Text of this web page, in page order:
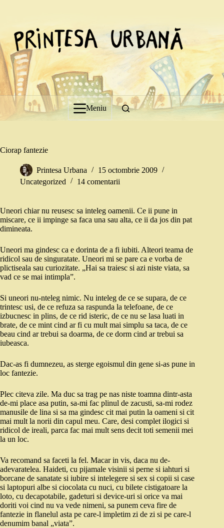
Meniu
Ciorap fantezie
Printesa Urbana
15 octombrie 2009
Uncategorized
14 comentarii
Uneori chiar nu reusesc sa inteleg oamenii. Ce ii pune in
miscare, ce ii impinge sa faca una sau alta, ce ii da jos din pat
dimineata.
Uneori ma gindesc ca e dorinta de a fi iubiti. Alteori teama de
ridicol sau de singuratate. Uneori mi se pare ca e vorba de
plictiseala sau curiozitate. „Hai sa traiesc si azi niste viata, sa
vad ce se mai intimpla”.
Si uneori nu-nteleg nimic. Nu inteleg de ce se supara, de ce
trintesc usi, de ce refuza sa raspunda la telefoane, de ce
izbucnesc in plins, de ce rid isteric, de ce nu se lasa luati in
brate, de ce mint cind ar fi cu mult mai simplu sa taca, de ce
beau cind ar trebui sa doarma, de ce dorm cind ar trebui sa
iubeasca.
Dac-as fi dumnezeu, as sterge egoismul din gene si-as pune in
loc fantezie.
Plec citeva zile. Ma duc sa trag pe nas niste toamna dintr-asta
de-mi place asa putin, sa-mi fac plinul de zacusti, sa-mi rodez
manusile de lina si sa ma gindesc cit mai putin la oameni si cit
mai mult la norii din capul meu. Care, desi complet ilogici si
ridicol de ireali, parca fac mai mult sens decit toti semenii mei
la un loc.
Va recomand sa faceti la fel. Macar in vis, daca nu de-
adevaratelea. Haideti, cu pijamale visinii si perne si iahturi si
borcane de sanatate si iubire si intelegere si sex si copii si case
si laptopuri albe si ciocolata cu nuci, cu bilete cistigatoare la
loto, cu decapotabile, gadeturi si device-uri si orice va mai
doriti voi cind nu va vede nimeni, sa punem ceva fire de
fantezie in flanelul asta pe care-l impletim zi de zi si pe care-l
denumim banal „viata”.